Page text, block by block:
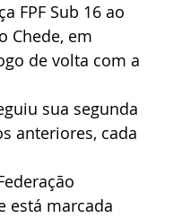
FPF Sub 16 ao
Chede, em
de volta com a
sua segunda
anteriores, cada
está marcada